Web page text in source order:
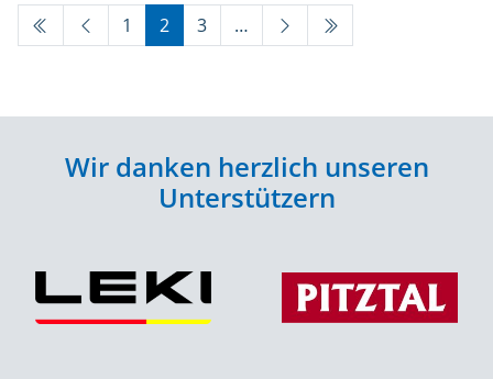
1 2 3 …
Wir danken herzlich unseren
Unterstützern